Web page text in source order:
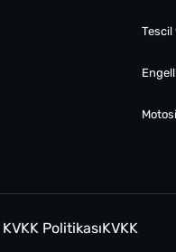
Tescil
PolitikasıKVKK